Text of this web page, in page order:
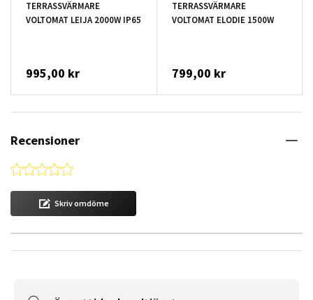
TERRASSVÄRMARE
VOLTOMAT LEIJA 2000W IP65
995,00 kr
TERRASSVÄRMARE
VOLTOMAT ELODIE 1500W
799,00 kr
Recensioner
0.0 star rating
Skriv omdöme